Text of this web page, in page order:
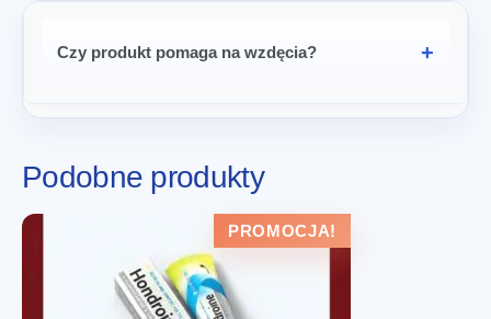
Czy produkt pomaga na wzdęcia?
Podobne produkty
PROMOCJA!